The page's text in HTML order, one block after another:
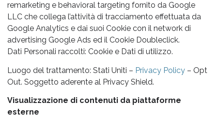
remarketing e behavioral targeting fornito da Google
LLC che collega l’attività di tracciamento effettuata da
Google Analytics e dai suoi Cookie con il network di
advertising Google Ads ed il Cookie Doubleclick.
Dati Personali raccolti: Cookie e Dati di utilizzo.
Luogo del trattamento: Stati Uniti – Privacy Policy – Opt
Out. Soggetto aderente al Privacy Shield.
Visualizzazione di contenuti da piattaforme
esterne